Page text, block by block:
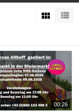
00:26